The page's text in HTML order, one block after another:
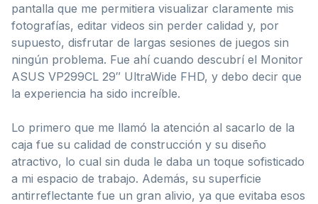
pantalla que me permitiera visualizar claramente mis
fotografías, editar videos sin perder calidad y, por
supuesto, disfrutar de largas sesiones de juegos sin
ningún problema. Fue ahí cuando descubrí el Monitor
ASUS VP299CL 29″ UltraWide FHD, y debo decir que
la experiencia ha sido increíble.
Lo primero que me llamó la atención al sacarlo de la
caja fue su calidad de construcción y su diseño
atractivo, lo cual sin duda le daba un toque sofisticado
a mi espacio de trabajo. Además, su superficie
antirreflectante fue un gran alivio, ya que evitaba esos